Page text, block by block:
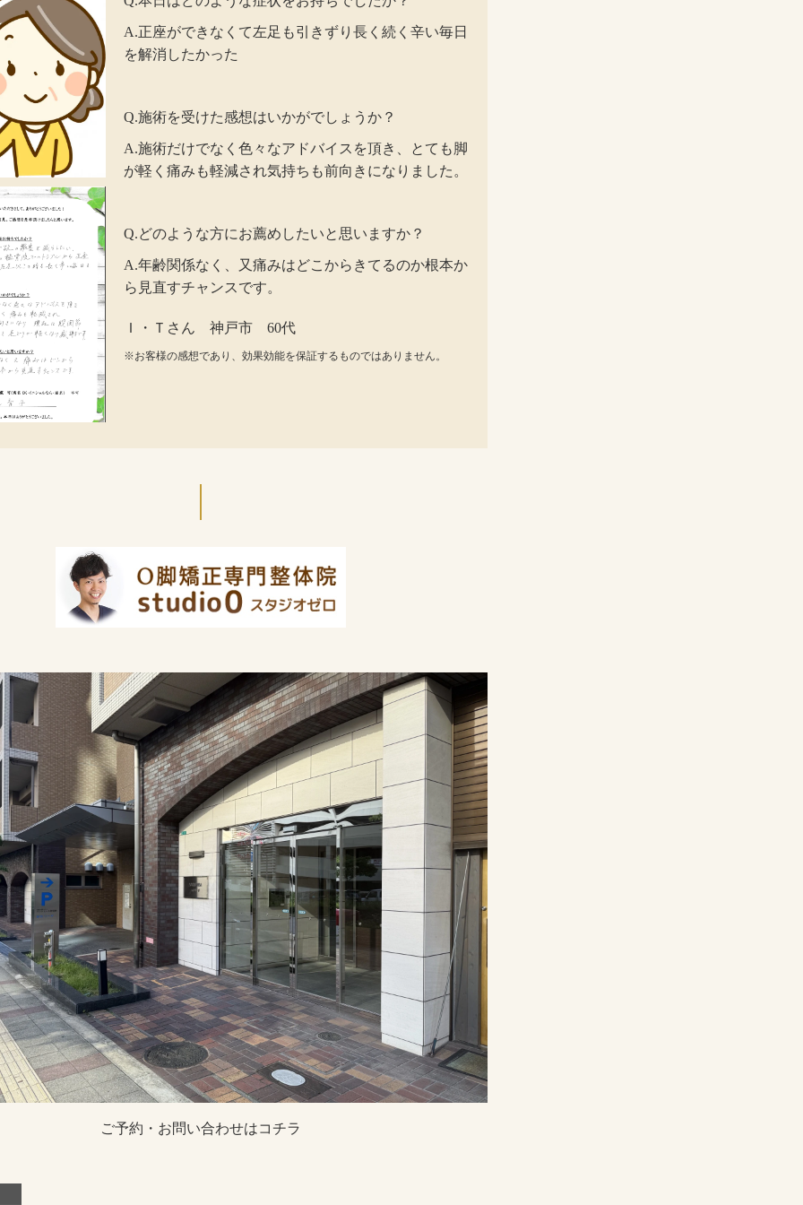
A.正座ができなくて左足も引きずり長く続く辛い毎日
を解消したかった
Q.施術を受けた感想はいかがでしょうか？
A.施術だけでなく色々なアドバイスを頂き、とても脚
が軽く痛みも軽減され気持ちも前向きになりました。
Q.どのような方にお薦めしたいと思いますか？
A.年齢関係なく、又痛みはどこからきてるのか根本か
ら見直すチャンスです。
Ｉ・Ｔさん 神戸市 60代
※お客様の感想であり、効果効能を保証するものではありません。
ご予約・お問い合わせはコチラ